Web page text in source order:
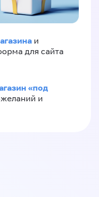
и
для сайта
«‎под
и